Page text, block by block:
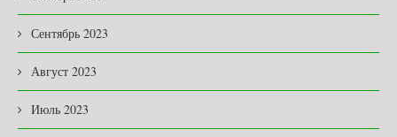
Сентябрь 2023
Август 2023
Июль 2023